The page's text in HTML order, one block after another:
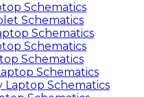
Schematics
Schematics
Schematics
Schematics
Schematics
Schematics
Laptop Schematics